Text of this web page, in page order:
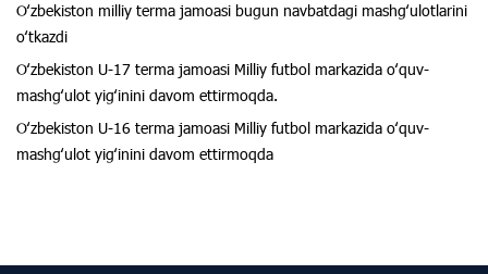
Oʻzbekiston milliy terma jamoasi bugun navbatdagi mashgʻulotlarini
oʻtkazdi
Oʻzbekiston U-17 terma jamoasi Milliy futbol markazida oʻquv-
mashgʻulot yigʻinini davom ettirmoqda.
Oʻzbekiston U-16 terma jamoasi Milliy futbol markazida oʻquv-
mashgʻulot yigʻinini davom ettirmoqda